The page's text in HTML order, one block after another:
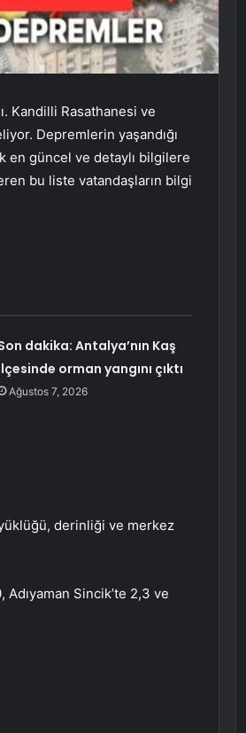
Kandilli Rasathanesi ve
Depremlerin yaşandığı
en güncel ve detaylı bilgilere
bu liste vatandaşların bilgi
dakika: Antalya’nın Kaş
orman yangını çıktı
Ağustos 7, 2026
derinliği ve merkez
Adıyaman Sincik’te 2,3 ve